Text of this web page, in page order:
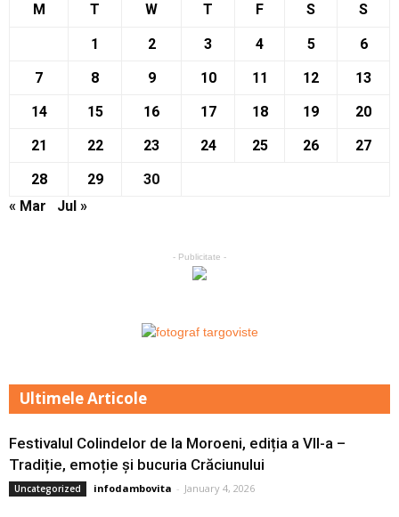
M T W T F S S
1 2 3 4 5
6
7
8 9 10 11 12
13
14
15 16 17 18 19
20
21
22 23 24 25 26
27
28
29
30
« Mar
Jul »
- Publicitate -
Ultimele Articole
Festivalul Colindelor de la Moroeni, ediția a VII-a –
Tradiție, emoție și bucuria Crăciunului
Uncategorized infodambovita - January 4, 2026